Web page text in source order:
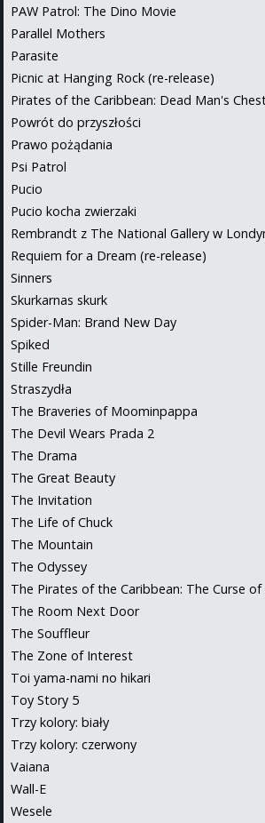
PAW Patrol: The Dino Movie
Parallel Mothers
Parasite
Picnic at Hanging Rock (re-release)
Pirates of the Caribbean: Dead Man's
Powrót do przyszłości
Prawo pożądania
Psi Patrol
Pucio
Pucio kocha zwierzaki
Rembrandt z The National Gallery w
Requiem for a Dream (re-release)
Sinners
Skurkarnas skurk
Spider-Man: Brand New Day
Spiked
Stille Freundin
Straszydła
The Braveries of Moominpappa
The Devil Wears Prada 2
The Drama
The Great Beauty
The Invitation
The Life of Chuck
The Mountain
The Odyssey
The Pirates of the Caribbean: The Curse
The Room Next Door
The Souffleur
The Zone of Interest
Toi yama-nami no hikari
Toy Story 5
Trzy kolory: biały
Trzy kolory: czerwony
Vaiana
Wall-E
Wesele